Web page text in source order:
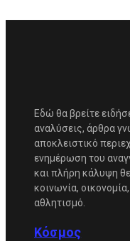
Εδώ θα βρείτε
αναλύσεις, άρθρα
αποκλειστικό
ενημέρωση του
και πλήρη κάλυψη
κοινωνία,
αθλητισμό.
Κόσμος